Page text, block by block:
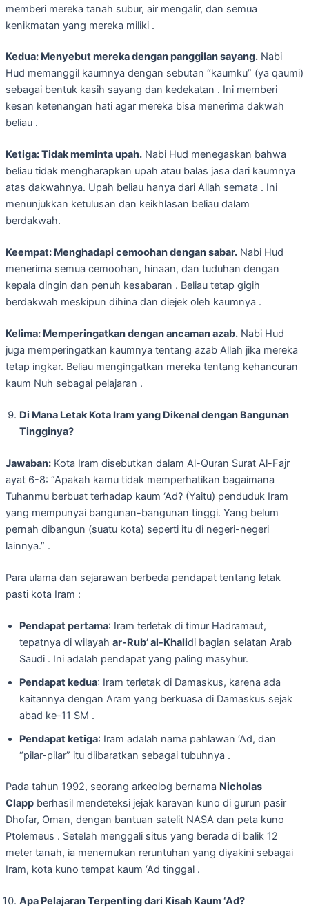
memberi mereka tanah subur, air mengalir, dan semua
kenikmatan yang mereka miliki .
Kedua: Menyebut mereka dengan panggilan sayang. Nabi
Hud memanggil kaumnya dengan sebutan “kaumku” (ya qaumi)
sebagai bentuk kasih sayang dan kedekatan . Ini memberi
kesan ketenangan hati agar mereka bisa menerima dakwah
beliau .
Ketiga: Tidak meminta upah. Nabi Hud menegaskan bahwa
beliau tidak mengharapkan upah atau balas jasa dari kaumnya
atas dakwahnya. Upah beliau hanya dari Allah semata . Ini
menunjukkan ketulusan dan keikhlasan beliau dalam
berdakwah.
Keempat: Menghadapi cemoohan dengan sabar. Nabi Hud
menerima semua cemoohan, hinaan, dan tuduhan dengan
kepala dingin dan penuh kesabaran . Beliau tetap gigih
berdakwah meskipun dihina dan diejek oleh kaumnya .
Kelima: Memperingatkan dengan ancaman azab. Nabi Hud
juga memperingatkan kaumnya tentang azab Allah jika mereka
tetap ingkar. Beliau mengingatkan mereka tentang kehancuran
kaum Nuh sebagai pelajaran .
Di Mana Letak Kota Iram yang Dikenal dengan Bangunan
Tingginya?
Jawaban: Kota Iram disebutkan dalam Al-Quran Surat Al-Fajr
ayat 6-8: “Apakah kamu tidak memperhatikan bagaimana
Tuhanmu berbuat terhadap kaum ‘Ad? (Yaitu) penduduk Iram
yang mempunyai bangunan-bangunan tinggi. Yang belum
pernah dibangun (suatu kota) seperti itu di negeri-negeri
lainnya.” .
Para ulama dan sejarawan berbeda pendapat tentang letak
pasti kota Iram :
Pendapat pertama: Iram terletak di timur Hadramaut,
tepatnya di wilayah ar-Rub’ al-Khalidi bagian selatan Arab
Saudi . Ini adalah pendapat yang paling masyhur.
Pendapat kedua: Iram terletak di Damaskus, karena ada
kaitannya dengan Aram yang berkuasa di Damaskus sejak
abad ke-11 SM .
Pendapat ketiga: Iram adalah nama pahlawan ‘Ad, dan
“pilar-pilar” itu diibaratkan sebagai tubuhnya .
Pada tahun 1992, seorang arkeolog bernama Nicholas
Clapp berhasil mendeteksi jejak karavan kuno di gurun pasir
Dhofar, Oman, dengan bantuan satelit NASA dan peta kuno
Ptolemeus . Setelah menggali situs yang berada di balik 12
meter tanah, ia menemukan reruntuhan yang diyakini sebagai
Iram, kota kuno tempat kaum ‘Ad tinggal .
Apa Pelajaran Terpenting dari Kisah Kaum ‘Ad?